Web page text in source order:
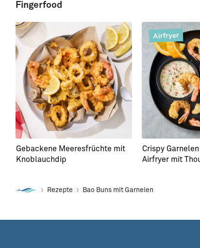
Fingerfood
Gebackene Meeresfrüchte mit
Knoblauchdip
Airfryer
Crispy
Airfryer mit
Rezepte Bao Buns mit Garnelen